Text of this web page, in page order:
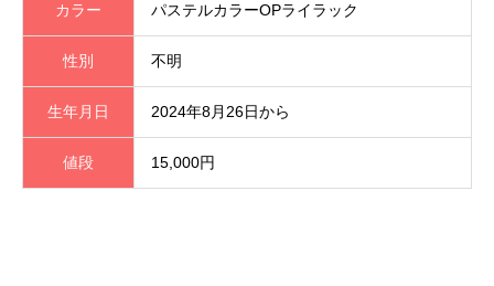
カラー パステルカラーOPライラック
性別 不明
生年月日 2024年8月26日から
値段 15,000円